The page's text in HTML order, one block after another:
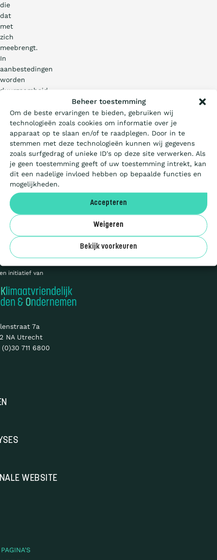
Beheer toestemming
Om de beste ervaringen te bieden, gebruiken wij
technologieën zoals cookies om informatie over je
apparaat op te slaan en/of te raadplegen. Door in te
stemmen met deze technologieën kunnen wij gegevens
zoals surfgedrag of unieke ID's op deze site verwerken. Als
je geen toestemming geeft of uw toestemming intrekt, kan
dit een nadelige invloed hebben op bepaalde functies en
mogelijkheden.
Accepteren
Weigeren
Bekijk voorkeuren
die
dat
met
zich
meebrengt.
In
aanbestedingen
worden
duurzaamheid
MVO
regelmatig
criteria
genoemd.
initiatief van
7a
NA Utrecht
(0)30 711 6800
WEBSITE
© 2026 CO₂-
Prestatieladder
Wat is de Ladder?
Certificeren
Aanbesteden
Artikelen
Over ons